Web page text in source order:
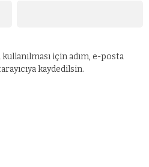
için adım, e-posta
kaydedilsin.